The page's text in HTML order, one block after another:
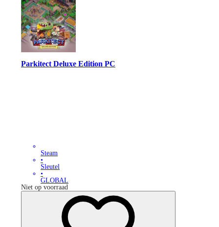
Parkitect Deluxe Edition PC
Steam
•
Sleutel
•
GLOBAL
Niet op voorraad